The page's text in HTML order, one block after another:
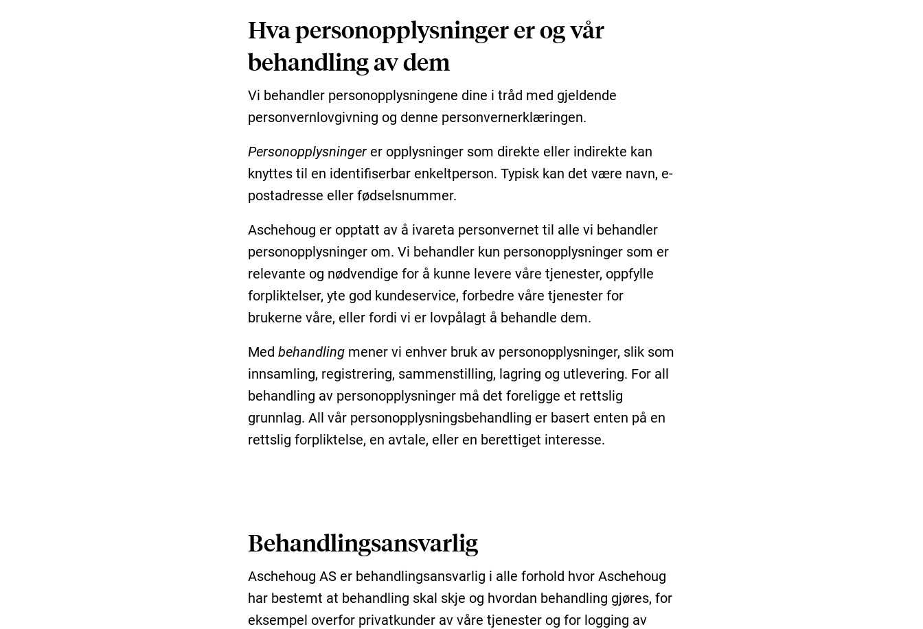
Hva personopplysninger er og vår
behandling av dem
Vi behandler personopplysningene dine i tråd med gjeldende
personvernlovgivning og denne personvernerklæringen.
Personopplysninger er opplysninger som direkte eller indirekte kan
knyttes til en identifiserbar enkeltperson. Typisk kan det være navn, e-
postadresse eller fødselsnummer.
Aschehoug er opptatt av å ivareta personvernet til alle vi behandler
personopplysninger om. Vi behandler kun personopplysninger som er
relevante og nødvendige for å kunne levere våre tjenester, oppfylle
forpliktelser, yte god kundeservice, forbedre våre tjenester for
brukerne våre, eller fordi vi er lovpålagt å behandle dem.
Med behandling mener vi enhver bruk av personopplysninger, slik som
innsamling, registrering, sammenstilling, lagring og utlevering. For all
behandling av personopplysninger må det foreligge et rettslig
grunnlag. All vår personopplysningsbehandling er basert enten på en
rettslig forpliktelse, en avtale, eller en berettiget interesse.
Behandlingsansvarlig
Aschehoug AS er behandlingsansvarlig i alle forhold hvor Aschehoug
har bestemt at behandling skal skje og hvordan behandling gjøres, for
eksempel overfor privatkunder av våre tjenester og for logging av